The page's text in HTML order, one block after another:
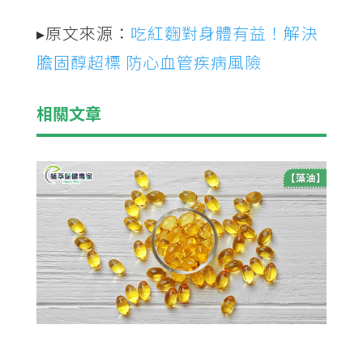
▸原文來源： 吃紅麴對身體有益！解決
膽固醇超標 防心血管疾病風險
相關文章